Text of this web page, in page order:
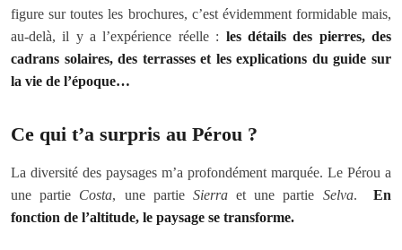
figure sur toutes les brochures, c’est évidemment formidable mais,
au-delà, il y a l’expérience réelle : les détails des pierres, des
cadrans solaires, des terrasses et les explications du guide sur
la vie de l’époque…
Ce qui t’a surpris au Pérou ?
La diversité des paysages m’a profondément marquée. Le Pérou a
une partie Costa, une partie Sierraet une partie Selva.En
fonction de l’altitude, le paysage se transforme.